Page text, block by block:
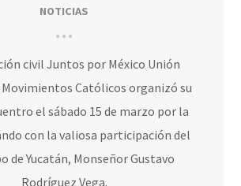
NOTICIAS
civil Juntos por México Unión
Movimientos Católicos organizó su
el sábado 15 de marzo por la
con la valiosa participación del
de Yucatán, Monseñor Gustavo
Rodríguez Vega.